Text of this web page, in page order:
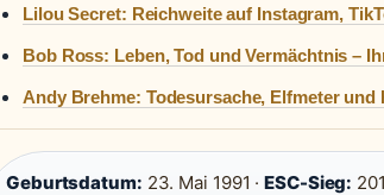
Lilou Secret: Reichweite auf Instagram,
Bob Ross: Leben, Tod und Vermächtnis –
Andy Brehme: Todesursache, Elfmeter und
Geburtsdatum: 23. Mai 1991 ·ESC-Sieg: